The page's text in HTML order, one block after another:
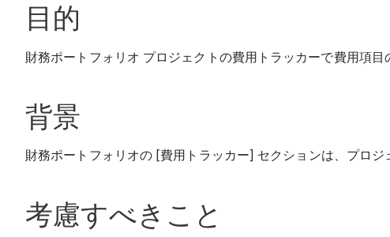
目的
財務ポートフォリオ プロジェクトの費用トラッカーで費用項目
背景
財務ポートフォリオの [費用トラッカー] セクションは、プロ
考慮すべきこと